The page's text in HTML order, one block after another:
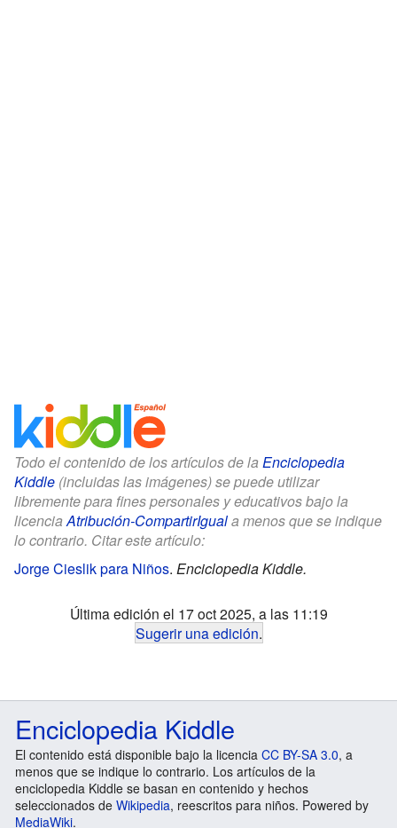
Todo el contenido de los artículos de la Enciclopedia
Kiddle (incluidas las imágenes) se puede utilizar
libremente para fines personales y educativos bajo la
licenciaAtribución-CompartirIguala menos que se indique
lo contrario. Citar este artículo:
Jorge Cieslik para Niños. Enciclopedia Kiddle.
Última edición el 17 oct 2025, a las 11:19
Sugerir una edición.
Enciclopedia Kiddle
El contenido está disponible bajo la licencia CC BY-SA 3.0, a
menos que se indique lo contrario. Los artículos de la
enciclopedia Kiddle se basan en contenido y hechos
seleccionados de Wikipedia, reescritos para niños. Powered by
MediaWiki.